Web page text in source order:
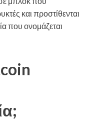
και προστίθενται
που ονομάζεται